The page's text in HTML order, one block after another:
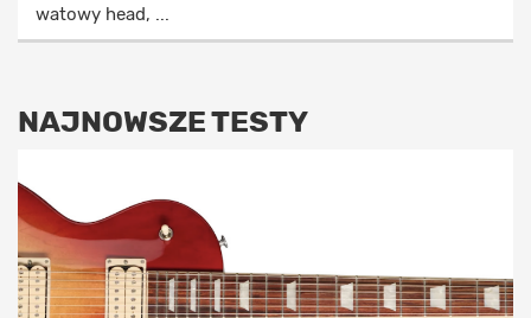
watowy head, ...
NAJNOWSZE TESTY